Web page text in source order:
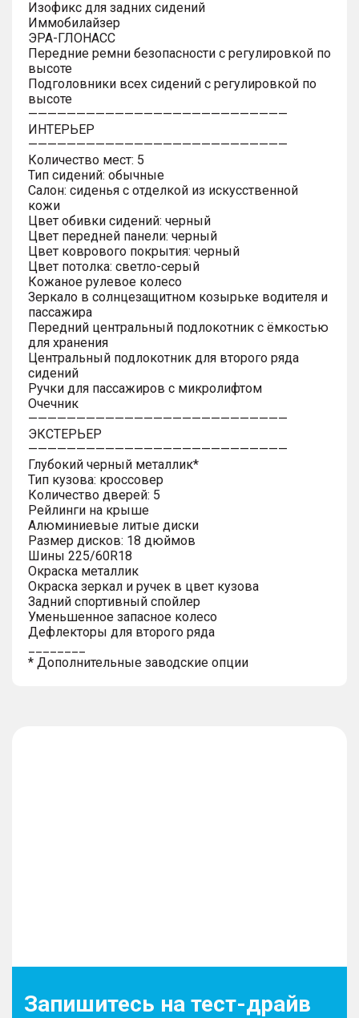
Изофикс для задних сидений
Иммобилайзер
ЭРА-ГЛОНАСС
Передние ремни безопасности с регулировкой по
высоте
Подголовники всех сидений с регулировкой по
высоте
———————————————————————————
ИНТЕРЬЕР
———————————————————————————
Количество мест: 5
Тип сидений: обычные
Салон: сиденья с отделкой из искусственной
кожи
Цвет обивки сидений: черный
Цвет передней панели: черный
Цвет коврового покрытия: черный
Цвет потолка: светло-серый
Кожаное рулевое колесо
Зеркало в солнцезащитном козырьке водителя и
пассажира
Передний центральный подлокотник с ёмкостью
для хранения
Центральный подлокотник для второго ряда
сидений
Ручки для пассажиров с микролифтом
Очечник
———————————————————————————
ЭКСТЕРЬЕР
———————————————————————————
Глубокий черный металлик*
Тип кузова: кроссовер
Количество дверей: 5
Рейлинги на крыше
Алюминиевые литые диски
Размер дисков: 18 дюймов
Шины 225/60R18
Окраска металлик
Окраска зеркал и ручек в цвет кузова
Задний спортивный спойлер
Уменьшенное запасное колесо
Дефлекторы для второго ряда
* Дополнительные заводские опции
Запишитесь на тест-драйв